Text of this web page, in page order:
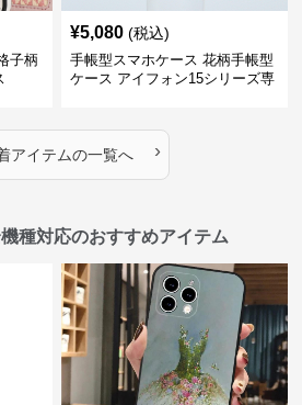
子柄
¥5,080 (税込)
手帳型スマホケース 花柄手帳型
ケース アイフォン15シリーズ専
アイテムの一覧へ ›
種対応のおすすめアイテム